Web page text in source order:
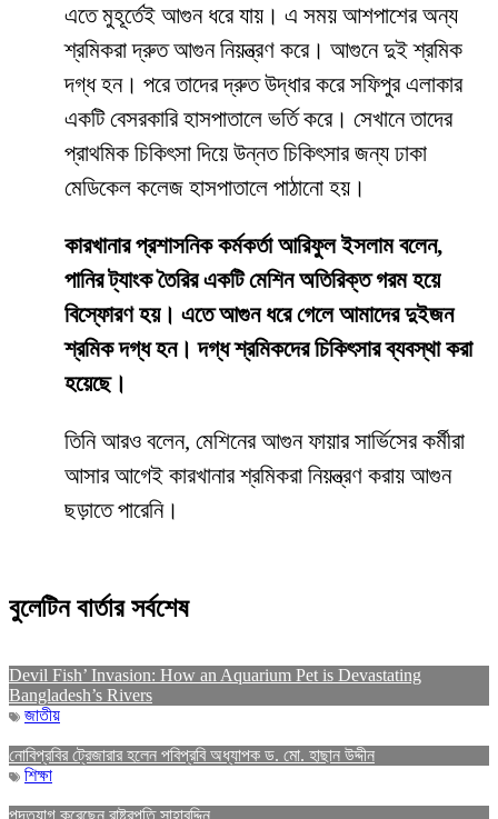
এতে মুহূর্তেই আগুন ধরে যায়। এ সময় আশপাশের অন্য
শ্রমিকরা দ্রুত আগুন নিয়ন্ত্রণ করে। আগুনে দুই শ্রমিক
দগ্ধ হন। পরে তাদের দ্রুত উদ্ধার করে সফিপুর এলাকার
একটি বেসরকারি হাসপাতালে ভর্তি করে। সেখানে তাদের
প্রাথমিক চিকিৎসা দিয়ে উন্নত চিকিৎসার জন্য ঢাকা
মেডিকেল কলেজ হাসপাতালে পাঠানো হয়।
কারখানার প্রশাসনিক কর্মকর্তা আরিফুল ইসলাম বলেন,
পানির ট্যাংক তৈরির একটি মেশিন অতিরিক্ত গরম হয়ে
বিস্ফোরণ হয়। এতে আগুন ধরে গেলে আমাদের দুইজন
শ্রমিক দগ্ধ হন। দগ্ধ শ্রমিকদের চিকিৎসার ব্যবস্থা করা
হয়েছে।
তিনি আরও বলেন, মেশিনের আগুন ফায়ার সার্ভিসের কর্মীরা
আসার আগেই কারখানার শ্রমিকরা নিয়ন্ত্রণ করায় আগুন
ছড়াতে পারেনি।
বুলেটিন বার্তার সর্বশেষ
Devil Fish’ Invasion: How an Aquarium Pet is Devastating
Bangladesh’s Rivers
জাতীয়
নোবিপ্রবির ট্রেজারার হলেন পবিপ্রবি অধ্যাপক ড. মো. হাছান উদ্দীন
শিক্ষা